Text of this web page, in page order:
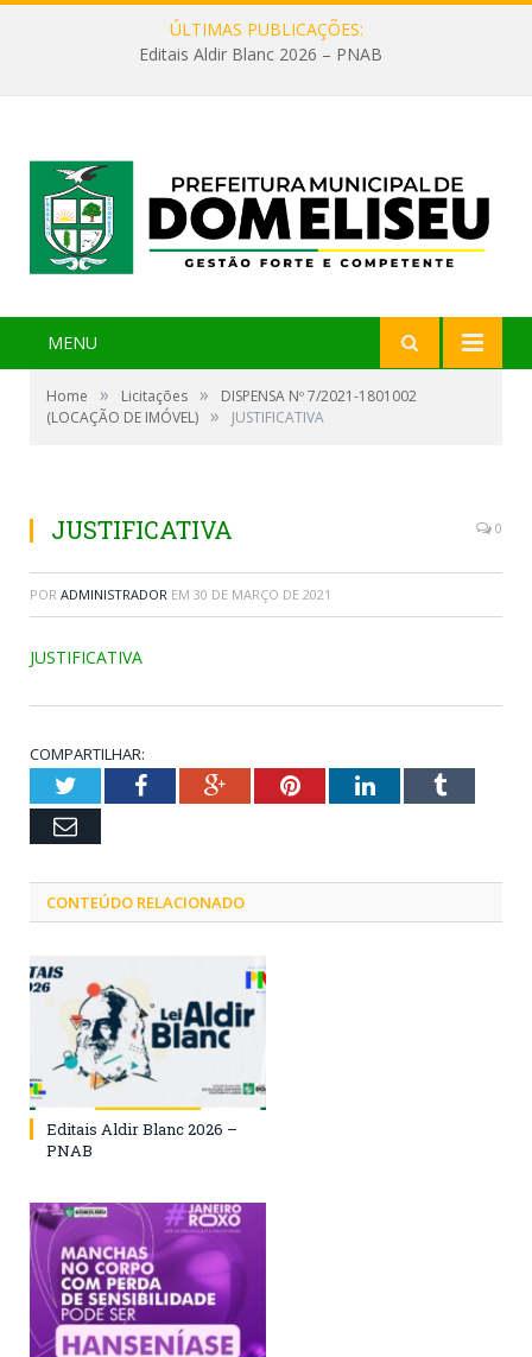
ÚLTIMAS PUBLICAÇÕES:
Editais Aldir Blanc 2026 – PNAB
MENU
Home » Licitações »
DISPENSA Nº 7/2021-1801002
(LOCAÇÃO DE IMÓVEL) » JUSTIFICATIVA
JUSTIFICATIVA 0
POR ADMINISTRADOR EM 30 DE MARÇO DE 2021
JUSTIFICATIVA
COMPARTILHAR:
TwitterFacebookGoogle+PinterestLinkedInTumblr
Email
CONTEÚDO RELACIONADO
Editais Aldir Blanc 2026 –
PNAB